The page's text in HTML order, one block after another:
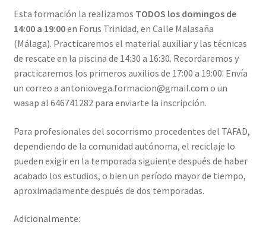
Esta formación la realizamos TODOS los domingos de
14:00 a 19:00en Forus Trinidad, en Calle Malasaña
(Málaga). Practicaremos el material auxiliar y las técnicas
de rescate en la piscina de 14:30 a 16:30. Recordaremos y
practicaremos los primeros auxilios de 17:00 a 19:00. Envía
un correo a antoniovega.formacion@gmail.com o un
wasap al 646741282 para enviarte la inscripción.
Para profesionales del socorrismo procedentes del TAFAD,
dependiendo de la comunidad autónoma, el reciclaje lo
pueden exigir en la temporada siguiente después de haber
acabado los estudios, o bien un período mayor de tiempo,
aproximadamente después de dos temporadas.
Adicionalmente: